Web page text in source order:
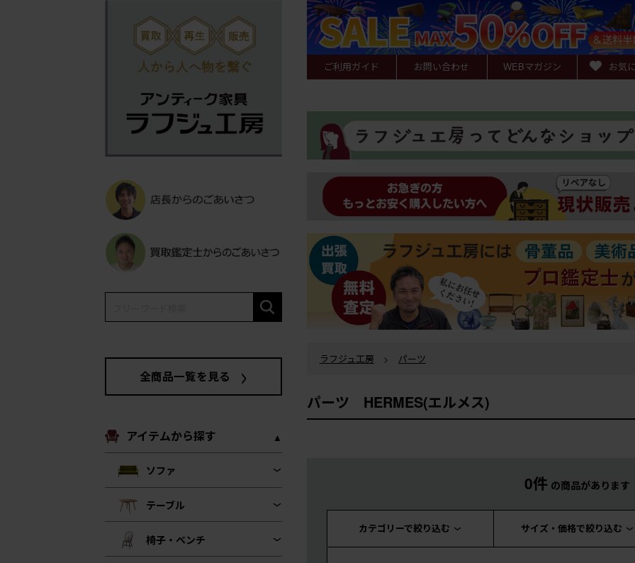
全商品一覧を見る
アイテムから探す
ソファ
テーブル
椅子・ベンチ
ご利用ガイド お問い合わせ WEBマガジン お気
ラフジュ工房 > パーツ
パーツ HERMES(エルメス)
0件 の商品があります
カテゴリーで絞り込む サイズ・価格で絞り込む